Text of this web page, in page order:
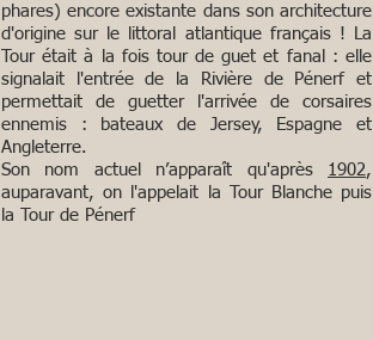
phares) encore existante dans son architecture
d'origine sur le littoral atlantique français ! La
Tour était à la fois tour de guet et fanal : elle
signalait l'entrée de la Rivière de Pénerf et
permettait de guetter l'arrivée de corsaires
ennemis : bateaux de Jersey, Espagne et
Angleterre.
Son nom actuel n’apparaît qu'après 1902,
auparavant, on l'appelait la Tour Blanche puis
la Tour de Pénerf